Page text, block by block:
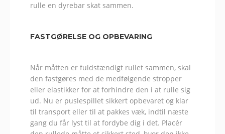
rulle en dyrebar skat sammen.
FASTGØRELSE OG OPBEVARING
Når måtten er fuldstændigt rullet sammen, skal
den fastgøres med de medfølgende stropper
eller elastikker for at forhindre den i at rulle sig
ud. Nu er puslespillet sikkert opbevaret og klar
til transport eller til at pakkes væk, indtil næste
gang du får lyst til at fordybe dig i det. Placér